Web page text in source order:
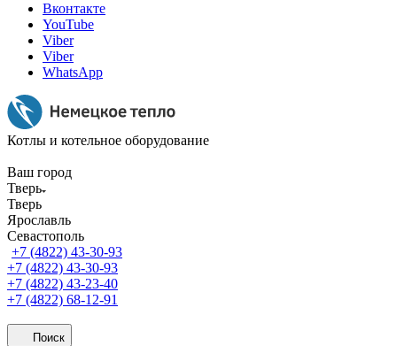
Вконтакте
YouTube
Viber
Viber
WhatsApp
Котлы и котельное оборудование
Ваш город
Тверь
Тверь
Ярославль
Севастополь
+7 (4822) 43-30-93
+7 (4822) 43-30-93
+7 (4822) 43-23-40
+7 (4822) 68-12-91
Поиск